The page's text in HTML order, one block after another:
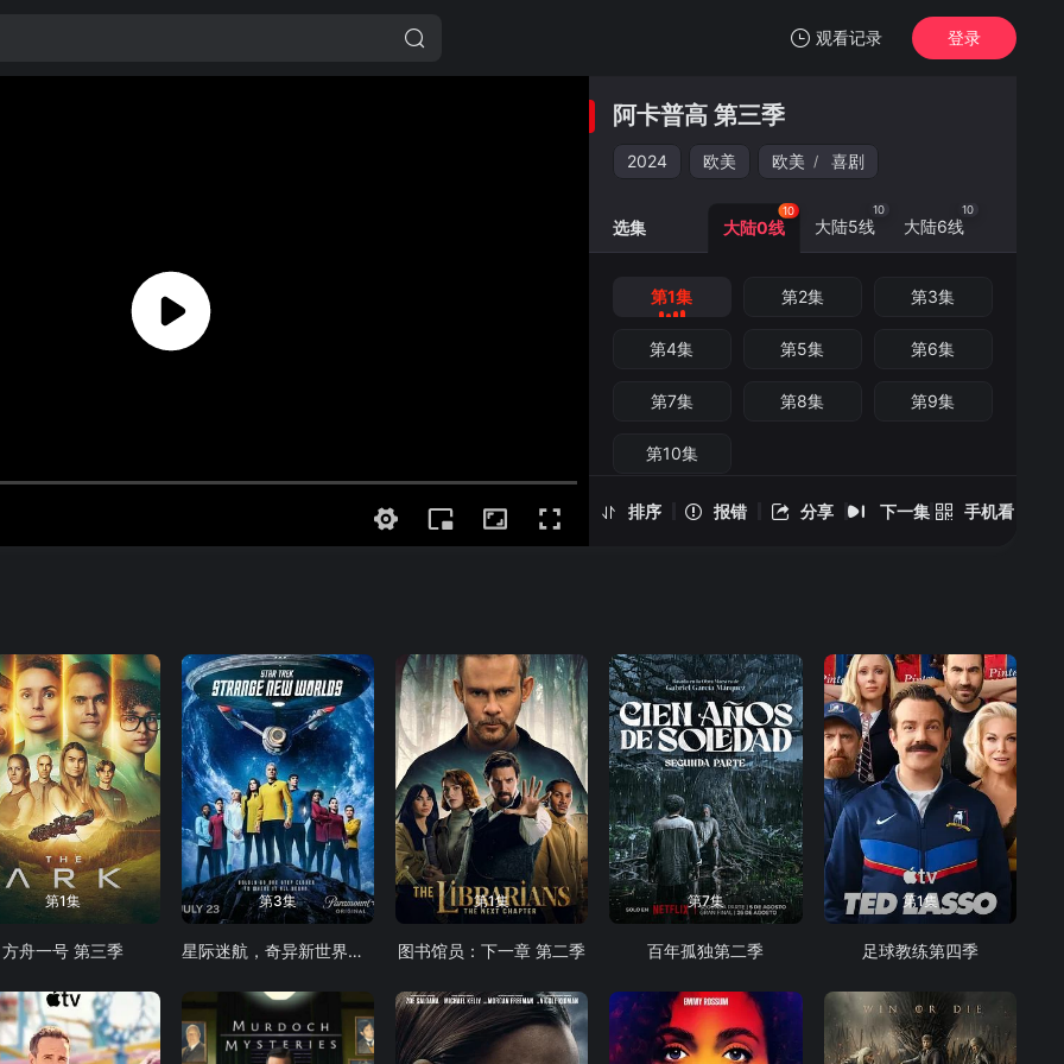
观看记录
我的观影记录
第1集
阿卡普高 第三季
登录
阿卡普高 第三季
2024 欧美 欧美 / 喜剧
排序 报错 分享 下一集 手机看
阿卡普高 第三季 -第1集
手机扫一扫继续看
选集 大陆0线
10
大陆5线
10
大陆6线
10
第1集 第2集 第3集
第4集 第5集 第6集
第7集 第8集 第9集
第10集
第1集
方舟一号 第三季
第3集
星际迷航，奇异新世界第四季
第1集
图书馆员：下一章 第二季
第7集
百年孤独第二季
第1集
足球教练第四季